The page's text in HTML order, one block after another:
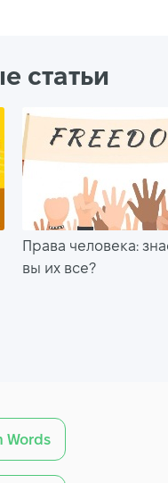
статьи
Права человека:
вы их все?
Words